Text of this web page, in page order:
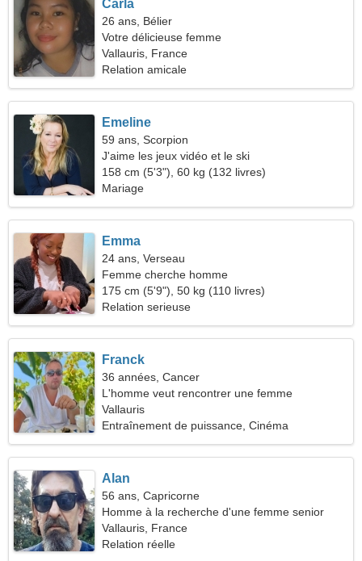
Carla
26 ans, Bélier
Votre délicieuse femme
Vallauris, France
Relation amicale
Emeline
59 ans, Scorpion
J'aime les jeux vidéo et le ski
158 cm (5'3"), 60 kg (132 livres)
Mariage
Emma
24 ans, Verseau
Femme cherche homme
175 cm (5'9"), 50 kg (110 livres)
Relation serieuse
Franck
36 années, Cancer
L'homme veut rencontrer une femme
Vallauris
Entraînement de puissance, Cinéma
Alan
56 ans, Capricorne
Homme à la recherche d'une femme senior
Vallauris, France
Relation réelle